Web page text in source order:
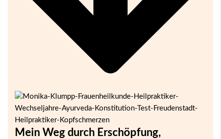
Mein Weg durch Erschöpfung,